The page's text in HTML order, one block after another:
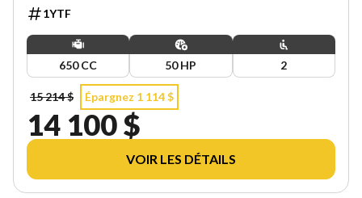
1YTF
650 CC 50 HP 2
15 214 $ Épargnez 1 114 $
14 100 $
VOIR LES DÉTAILS